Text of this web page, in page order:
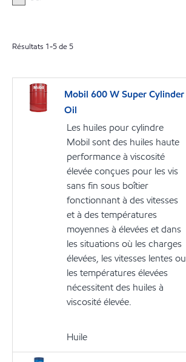
Résultats 1-5de 5
Mobil 600 W Super Cylinder
Oil
Les huiles pour cylindre
Mobil sont des huiles haute
performance à viscosité
élevée conçues pour les vis
sans fin sous boîtier
fonctionnant à des vitesses
et à des températures
moyennes à élevées et dans
les situations où les charges
élevées, les vitesses lentes ou
les températures élevées
nécessitent des huiles à
viscosité élevée.
Huile